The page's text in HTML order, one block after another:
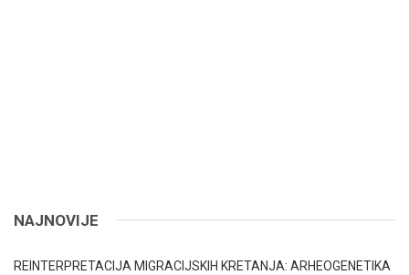
NAJNOVIJE
REINTERPRETACIJA MIGRACIJSKIH KRETANJA: ARHEOGENETIKA